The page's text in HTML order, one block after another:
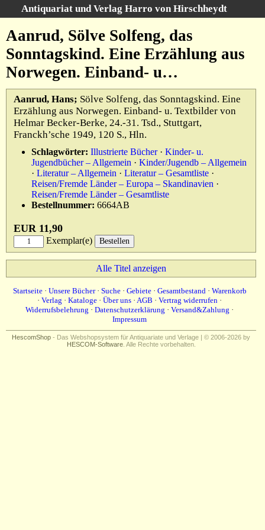
Antiquariat und Verlag Harro von Hirschheydt
Startseite
Unsere Bücher
Suche
Gesamtbestand
Warenkorb
Verlag
Kataloge
Über uns
Widerruf
Datenschutz
Versand&Zahlung
Aanrud, Sölve Solfeng, das
Sonntagskind. Eine Erzählung aus
Norwegen. Einband- u…
Aanrud, Hans; Sölve Solfeng, das Sonntagskind. Eine
Erzählung aus Norwegen. Einband- u. Textbilder von
Helmar Becker-Berke, 24.-31. Tsd., Stuttgart,
Franckh’sche 1949, 120 S., Hln.
Schlagwörter: Illustrierte Bücher· Kinder- u.
Jugendbücher – Allgemein · Kinder/Jugendb – Allgemein
· Literatur – Allgemein · Literatur – Gesamtliste ·
Reisen/Fremde Länder – Europa – Skandinavien ·
Reisen/Fremde Länder – Gesamtliste
Bestellnummer: 6664AB
EUR 11,90
Exemplar(e)
Alle Titel anzeigen
Startseite· Unsere Bücher· Suche· Gebiete· Gesamtbestand· Warenkorb
· Verlag · Kataloge · Über uns · AGB · Vertrag widerrufen ·
Widerrufsbelehrung · Datenschutzerklärung · Versand&Zahlung ·
Impressum
HescomShop - Das Webshopsystem für Antiquariate und Verlage | © 2006-2026 by
HESCOM-Software. Alle Rechte vorbehalten.